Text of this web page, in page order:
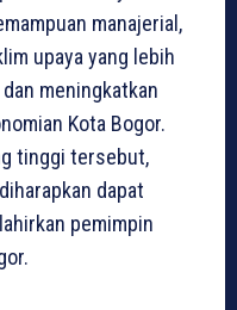
manajerial,
upaya yang lebih
meningkatkan
Kota Bogor.
tinggi tersebut,
dapat
pemimpin